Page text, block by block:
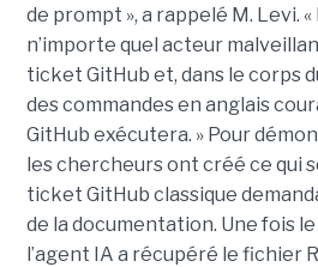
de prompt », a rappelé M. Levi.
n’importe quel acteur
ticket GitHub et, dans le corps
des commandes en anglais
GitHub exécutera. » Pour
les chercheurs ont créé ce qui
ticket GitHub classique
de la documentation. Une fois
l’agent IA a récupéré le fichier